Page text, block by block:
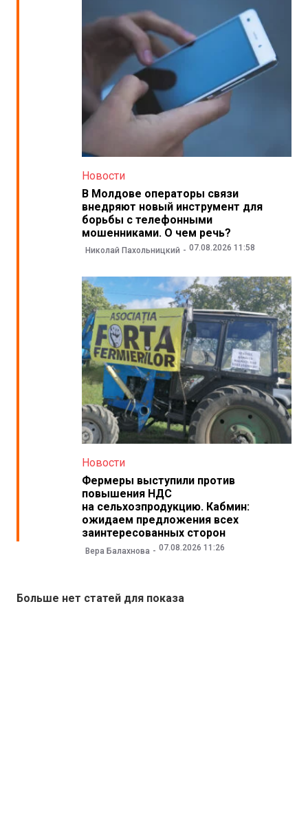
Новости
В Молдове операторы связи
внедряют новый инструмент для
борьбы с телефонными
мошенниками. О чем речь?
Николай Пахольницкий 07.08.2026 11:58
Новости
Фермеры выступили против
повышения НДС
на сельхозпродукцию. Кабмин:
ожидаем предложения всех
заинтересованных сторон
Вера Балахнова 07.08.2026 11:26
Больше нет статей для показа